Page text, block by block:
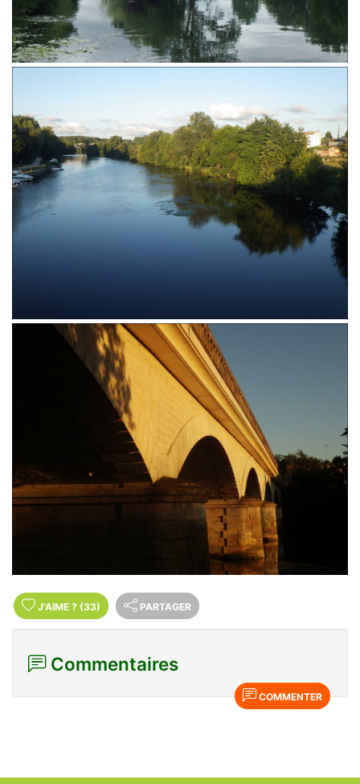
J'AIME ? (33) PARTAGER
Commentaires
COMMENTER